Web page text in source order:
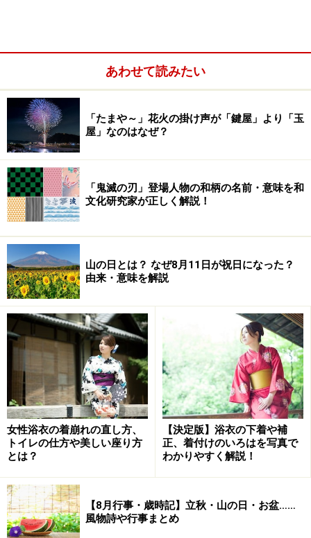
60歳の還暦は、自分の生まれた年の干支に還るよみがえりの
歳なので、赤子に還ると捉えます
日本で古くから用いられている暦法に、
十干（じっかん／甲・乙・丙・丁・戊・己・庚・
辛・壬・癸の10種類）
十二支（じゅうにし／子・丑・寅・卯・辰・巳・
午・未・申・酉・戌・亥の12種類）
を組み合わせたものがあります。これが本来の干支（え
と）であり、10×12で60種類あります。
60種類ある干支は60年で一回りするので、自分の干支が
再びめぐってくるのは、61年先ということになります。
つまり、人が生まれて61年目に、生まれた年と同じ干支
に還るので「還暦」といい、「本卦還り（ほんけがえ
り）」という呼び方もあります。
還暦に赤いちゃんちゃんこを着て、赤い頭
巾をかぶる理由・由来・意味
あわせて読みたい
「たまや～」花火の掛け声が「鍵屋」より「玉
屋」なのはなぜ？
「鬼滅の刃」登場人物の和柄の名前・意味を和
文化研究家が正しく解説！
山の日とは？ なぜ8月11日が祝日になった？
由来・意味を解説
女性浴衣の着崩れの直し方、
トイレの仕方や美しい座り方
とは？
【決定版】浴衣の下着や補
正、着付けのいろはを写真で
わかりやすく解説！
【8月行事・歳時記】立秋・山の日・お盆……
風物詩や行事まとめ